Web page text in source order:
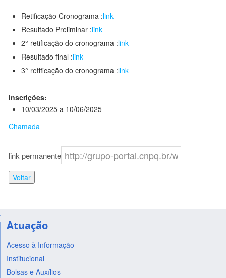
Retificação Cronograma :link
Resultado Preliminar :link
2° retificação do cronograma :link
Resultado final :link
3° retificação do cronograma :link
Inscrições:
10/03/2025 a 10/06/2025
Chamada
link permanente
Voltar
Atuação
Acesso à Informação
Institucional
Bolsas e Auxílios